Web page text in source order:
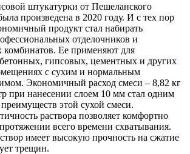
штукатурки от Пешеланского
произведена в 2020 году. И с тех пор
продукт стал набирать
отделочников и
комбинатов. Ее применяют для
гипсовых, цементных и других
с сухим и нормальным
Экономичный расход смеси – 8,82 кг
при нанесении слоем 10 мм стал одним
этой сухой смеси.
раствора позволяет комфортно
всего времени схватывания.
имеет высокую прочность на сжатие
трещин.